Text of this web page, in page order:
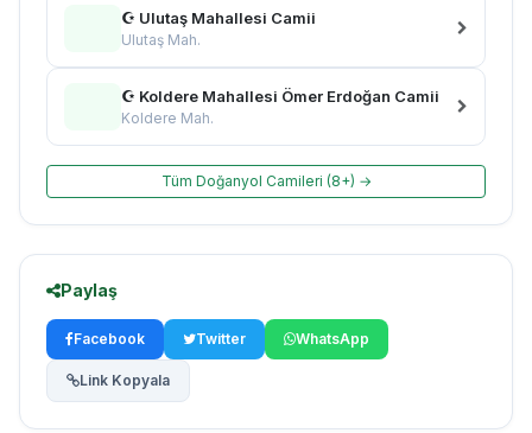
☪ Ulutaş Mahallesi Camii
Ulutaş Mah.
☪ Koldere Mahallesi Ömer Erdoğan Camii
Koldere Mah.
Tüm Doğanyol Camileri (8+) →
Paylaş
Facebook Twitter WhatsApp
Link Kopyala